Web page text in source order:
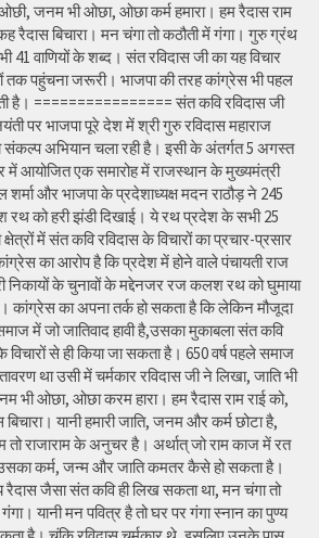
ओछी, जनम भी ओछा, ओछा कर्म हमारा। हम रैदास राम
रैदास बिचारा। मन चंगा तो कठौती में गंगा। गुरु ग्रंथ
41 वाणियों के शब्द। संत रविदास जी का यह विचार
तक पहुंचना जरूरी। भाजपा की तरह कांग्रेस भी पहल
है। ================ संत कवि रविदास जी
पर भाजपा पूरे देश में श्री गुरु रविदास महाराज
अभियान चला रही है। इसी के अंतर्गत 5 अगस्त
में आयोजित एक समारोह में राजस्थान के मुख्यमंत्री
और भाजपा के प्रदेशाध्यक्ष मदन राठौड़ ने 245
को हरी झंडी दिखाई। ये रथ प्रदेश के सभी 25
में संत कवि रविदास के विचारों का प्रचार-प्रसार
का आरोप है कि प्रदेश में होने वाले पंचायती राज
निकायों के चुनावों के मद्देनजर रज कलश रथ को घुमाया
कांग्रेस का अपना तर्क हो सकता है कि लेकिन मौजूदा
में जो जातिवाद हावी है,उसका मुकाबला संत कवि
विचारों से ही किया जा सकता है। 650 वर्ष पहले समाज
था उसी में चर्मकार रविदास जी ने लिखा, जाति भी
भी ओछा, ओछा करम हारा। हम रैदास राम राई को,
यानी हमारी जाति, जनम और कर्म छोटा है,
तो राजाराम के अनुचर है। अर्थात् जो राम काज में रत
कर्म, जन्म और जाति कमतर कैसे हो सकता है।
जैसा संत कवि ही लिख सकता था, मन चंगा तो
यानी मन पवित्र है तो घर पर गंगा स्नान का पुण्य